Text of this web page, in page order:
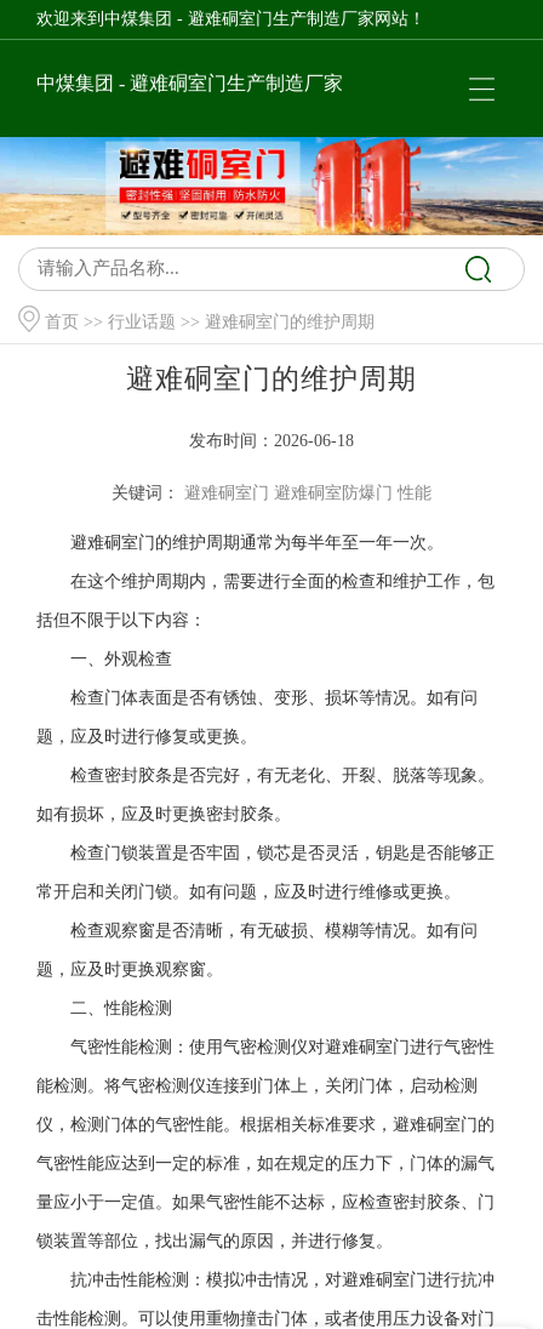
欢迎来到中煤集团 - 避难硐室门生产制造厂家网站！
中煤集团 - 避难硐室门生产制造厂家
首页 >>行业话题 >> 避难硐室门的维护周期
避难硐室门的维护周期
发布时间：2026-06-18
关键词： 避难硐室门 避难硐室防爆门 性能
避难硐室门的维护周期通常为每半年至一年一次。
在这个维护周期内，需要进行全面的检查和维护工作，包
括但不限于以下内容：
一、外观检查
检查门体表面是否有锈蚀、变形、损坏等情况。如有问
题，应及时进行修复或更换。
检查密封胶条是否完好，有无老化、开裂、脱落等现象。
如有损坏，应及时更换密封胶条。
检查门锁装置是否牢固，锁芯是否灵活，钥匙是否能够正
常开启和关闭门锁。如有问题，应及时进行维修或更换。
检查观察窗是否清晰，有无破损、模糊等情况。如有问
题，应及时更换观察窗。
二、性能检测
气密性能检测：使用气密检测仪对避难硐室门进行气密性
能检测。将气密检测仪连接到门体上，关闭门体，启动检测
仪，检测门体的气密性能。根据相关标准要求，避难硐室门的
气密性能应达到一定的标准，如在规定的压力下，门体的漏气
量应小于一定值。如果气密性能不达标，应检查密封胶条、门
锁装置等部位，找出漏气的原因，并进行修复。
抗冲击性能检测：模拟冲击情况，对避难硐室门进行抗冲
击性能检测。可以使用重物撞击门体，或者使用压力设备对门